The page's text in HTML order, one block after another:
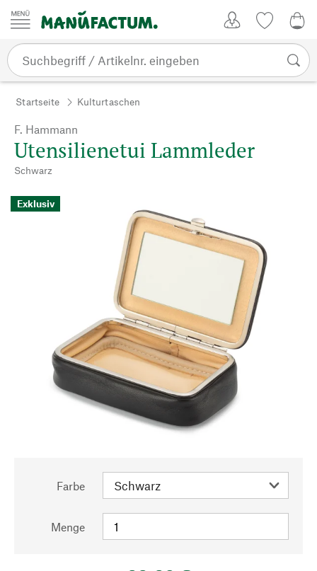
Zum Inhalt springen
Startseite Kulturtaschen
F. Hammann
Utensilienetui Lammleder
Schwarz
Exklusiv
Farbe
Menge